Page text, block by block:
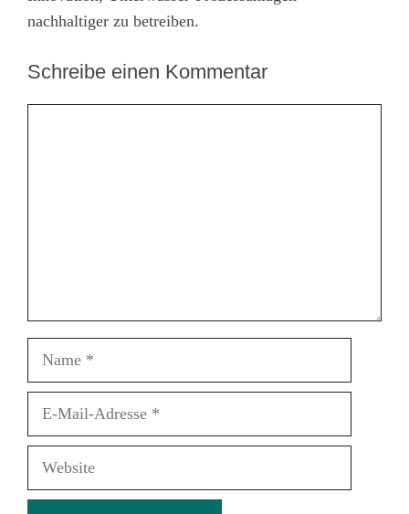
nachhaltiger zu betreiben.
Schreibe einen Kommentar